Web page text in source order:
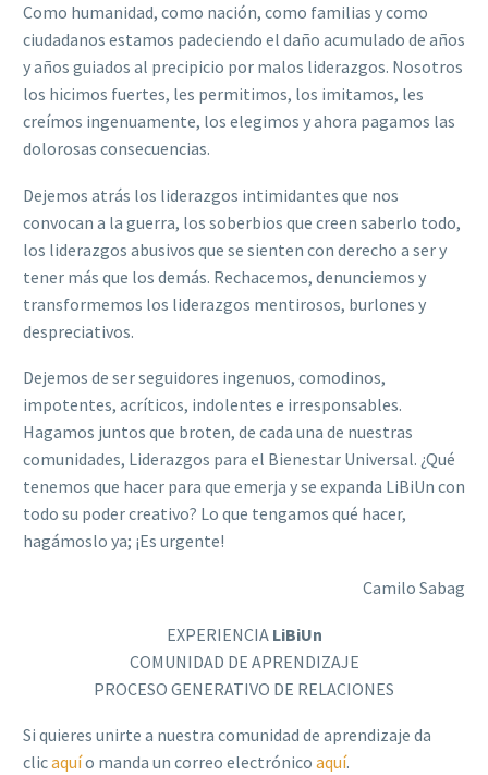
Como humanidad, como nación, como familias y como
ciudadanos estamos padeciendo el daño acumulado de años
y años guiados al precipicio por malos liderazgos. Nosotros
los hicimos fuertes, les permitimos, los imitamos, les
creímos ingenuamente, los elegimos y ahora pagamos las
dolorosas consecuencias.
Dejemos atrás los liderazgos intimidantes que nos
convocan a la guerra, los soberbios que creen saberlo todo,
los liderazgos abusivos que se sienten con derecho a ser y
tener más que los demás. Rechacemos, denunciemos y
transformemos los liderazgos mentirosos, burlones y
despreciativos.
Dejemos de ser seguidores ingenuos, comodinos,
impotentes, acríticos, indolentes e irresponsables.
Hagamos juntos que broten, de cada una de nuestras
comunidades, Liderazgos para el Bienestar Universal. ¿Qué
tenemos que hacer para que emerja y se expanda LiBiUn con
todo su poder creativo? Lo que tengamos qué hacer,
hagámoslo ya; ¡Es urgente!
Camilo Sabag
EXPERIENCIA LiBiUn
COMUNIDAD DE APRENDIZAJE
PROCESO GENERATIVO DE RELACIONES
Si quieres unirte a nuestra comunidad de aprendizaje da
clicaquío manda un correo electrónico aquí.